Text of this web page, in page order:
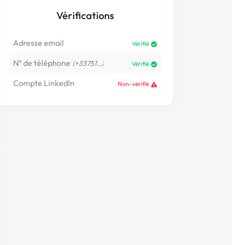
Vérifications
Adresse email Vérifié
N° de téléphone (+33751…) Vérifié
Compte LinkedIn Non-vérifié